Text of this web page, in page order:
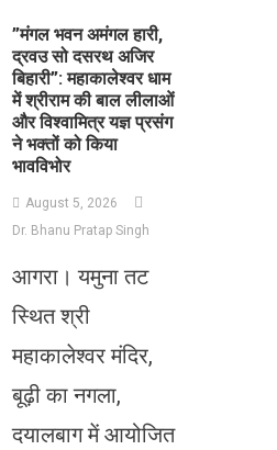
​”मंगल भवन अमंगल हारी,
द्रवउ सो दसरथ अजिर
बिहारी”: महाकालेश्वर धाम
में श्रीराम की बाल लीलाओं
और विश्वामित्र यज्ञ प्रसंग
ने भक्तों को किया
भावविभोर
August 5, 2026
Dr. Bhanu Pratap Singh
आगरा। यमुना तट
स्थित श्री
महाकालेश्वर मंदिर,
बूढ़ी का नगला,
दयालबाग में आयोजित